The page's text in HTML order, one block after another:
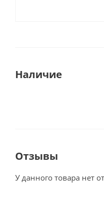
Наличие
Отзывы
У данного товара нет